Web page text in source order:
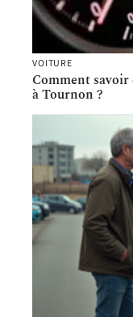
VOITURE
Comment
à Tournon ?